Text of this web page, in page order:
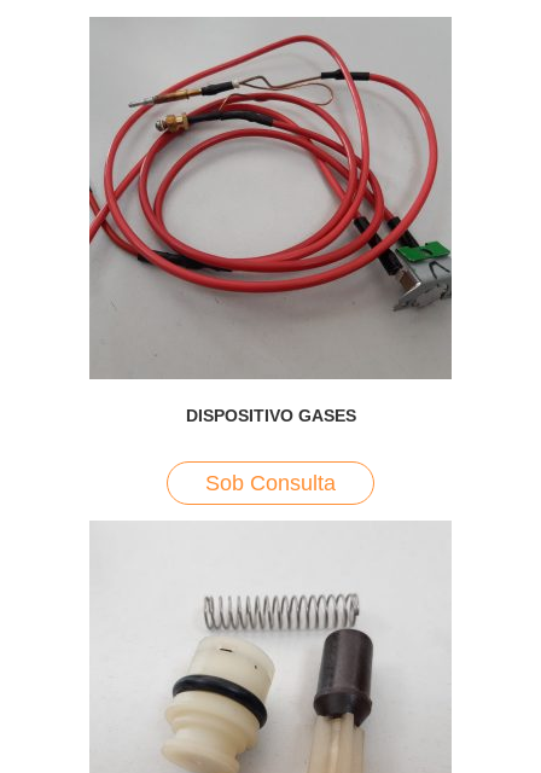
DISPOSITIVO GASES
Sob Consulta